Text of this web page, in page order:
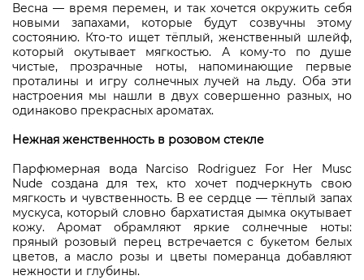
Весна — время перемен, и так хочется окружить себя
новыми запахами, которые будут созвучны этому
состоянию. Кто-то ищет тёплый, женственный шлейф,
который окутывает мягкостью. А кому-то по душе
чистые, прозрачные ноты, напоминающие первые
проталины и игру солнечных лучей на льду. Оба эти
настроения мы нашли в двух совершенно разных, но
одинаково прекрасных ароматах.
Нежная женственность в розовом стекле
Парфюмерная вода Narciso Rodriguez For Her Musc
Nude создана для тех, кто хочет подчеркнуть свою
мягкость и чувственность. В ее сердце — тёплый запах
мускуса, который словно бархатистая дымка окутывает
кожу. Аромат обрамляют яркие солнечные ноты:
пряный розовый перец встречается с букетом белых
цветов, а масло розы и цветы померанца добавляют
нежности и глубины.